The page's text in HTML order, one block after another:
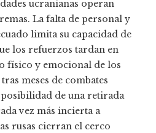
ucranianas operan
La falta de personal y
limita su capacidad de
los refuerzos tardan en
físico y emocional de los
meses de combates
de una retirada
vez más incierta a
rusas cierran el cerco